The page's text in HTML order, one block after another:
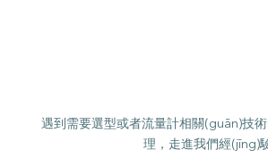
遇到需要選型或者流量計相關(guān)技術
理，走進我們經(jīng)